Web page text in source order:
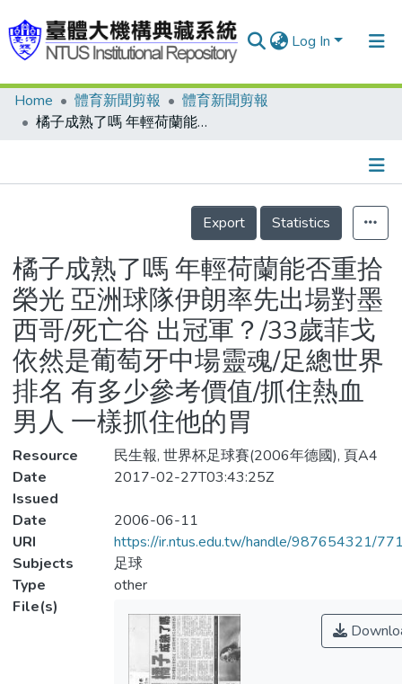
Log In
Communities & Collections
Statistics
Home 體育新聞剪報
體育新聞剪報
橘子成熟了嗎 年輕荷蘭能否重拾榮光 亞洲球隊伊朗率先出場對墨西哥/死亡谷 出冠軍？/33歲菲戈 依然是葡萄牙中場靈魂/足總世界排名 有多少參考價值/抓住熱血男人 一樣抓住他的胃
Details
Export
Statistics
橘子成熟了嗎 年輕荷蘭能否重拾
榮光 亞洲球隊伊朗率先出場對墨
西哥/死亡谷 出冠軍？/33歲菲戈
依然是葡萄牙中場靈魂/足總世界
排名 有多少參考價值/抓住熱血
男人 一樣抓住他的胃
Resource
民生報, 世界杯足球賽(2006年德國), 頁A4
Date
Issued
2017-02-27T03:43:25Z
Date
2006-06-11
URI
https://ir.ntus.edu.tw/handle/987654321/
Subjects
足球
Type
other
File(s)